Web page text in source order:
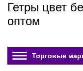
Гетры цвет
оптом
Торговые